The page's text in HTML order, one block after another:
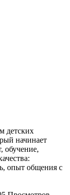
детских
начинает
обучение,
опыт общения с